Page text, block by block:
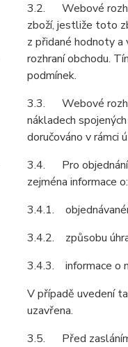
3.2. Webové
zboží, jestliže toto
z přidané hodnoty
rozhraní obchodu.
podmínek.
3.3. Webové
nákladech
doručováno v rámci
3.4. Pro objednání
zejména informace o:
3.4.1.
3.4.2. způsobu
3.4.3. informace o
V případě uvedení
uzavřena.
3.5. Před zasláním